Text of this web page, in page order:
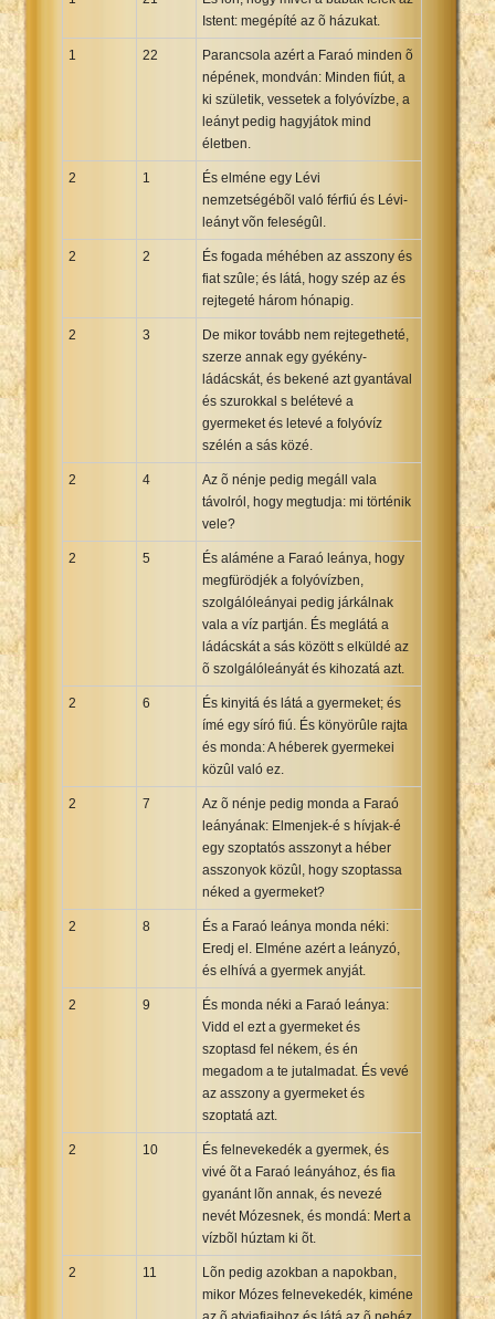
Istent: megépíté az õ házukat.
1 22
Parancsola azért a Faraó minden õ
népének, mondván: Minden fiút, a
ki születik, vessetek a folyóvízbe, a
leányt pedig hagyjátok mind
életben.
2 1
És elméne egy Lévi
nemzetségébõl való férfiú és Lévi-
leányt võn feleségûl.
2 2
És fogada méhében az asszony és
fiat szûle; és látá, hogy szép az és
rejtegeté három hónapig.
2 3
De mikor tovább nem rejtegetheté,
szerze annak egy gyékény-
ládácskát, és bekené azt gyantával
és szurokkal s belétevé a
gyermeket és letevé a folyóvíz
szélén a sás közé.
2 4
Az õ nénje pedig megáll vala
távolról, hogy megtudja: mi történik
vele?
2 5
És aláméne a Faraó leánya, hogy
megfürödjék a folyóvízben,
szolgálóleányai pedig járkálnak
vala a víz partján. És meglátá a
ládácskát a sás között s elküldé az
õ szolgálóleányát és kihozatá azt.
2 6
És kinyitá és látá a gyermeket; és
ímé egy síró fiú. És könyörûle rajta
és monda: A héberek gyermekei
közûl való ez.
2 7
Az õ nénje pedig monda a Faraó
leányának: Elmenjek-é s hívjak-é
egy szoptatós asszonyt a héber
asszonyok közûl, hogy szoptassa
néked a gyermeket?
2 8
És a Faraó leánya monda néki:
Eredj el. Elméne azért a leányzó,
és elhívá a gyermek anyját.
2 9
És monda néki a Faraó leánya:
Vidd el ezt a gyermeket és
szoptasd fel nékem, és én
megadom a te jutalmadat. És vevé
az asszony a gyermeket és
szoptatá azt.
2 10
És felnevekedék a gyermek, és
vivé õt a Faraó leányához, és fia
gyanánt lõn annak, és nevezé
nevét Mózesnek, és mondá: Mert a
vízbõl húztam ki õt.
2 11
Lõn pedig azokban a napokban,
mikor Mózes felnevekedék, kiméne